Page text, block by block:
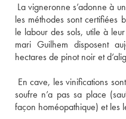
La vigneronne s’adonne à
les méthodes sont certifiées
le labour des sols, utile à
mari Guilhem disposent
En cave, les vinifications
soufre n’a pas sa place